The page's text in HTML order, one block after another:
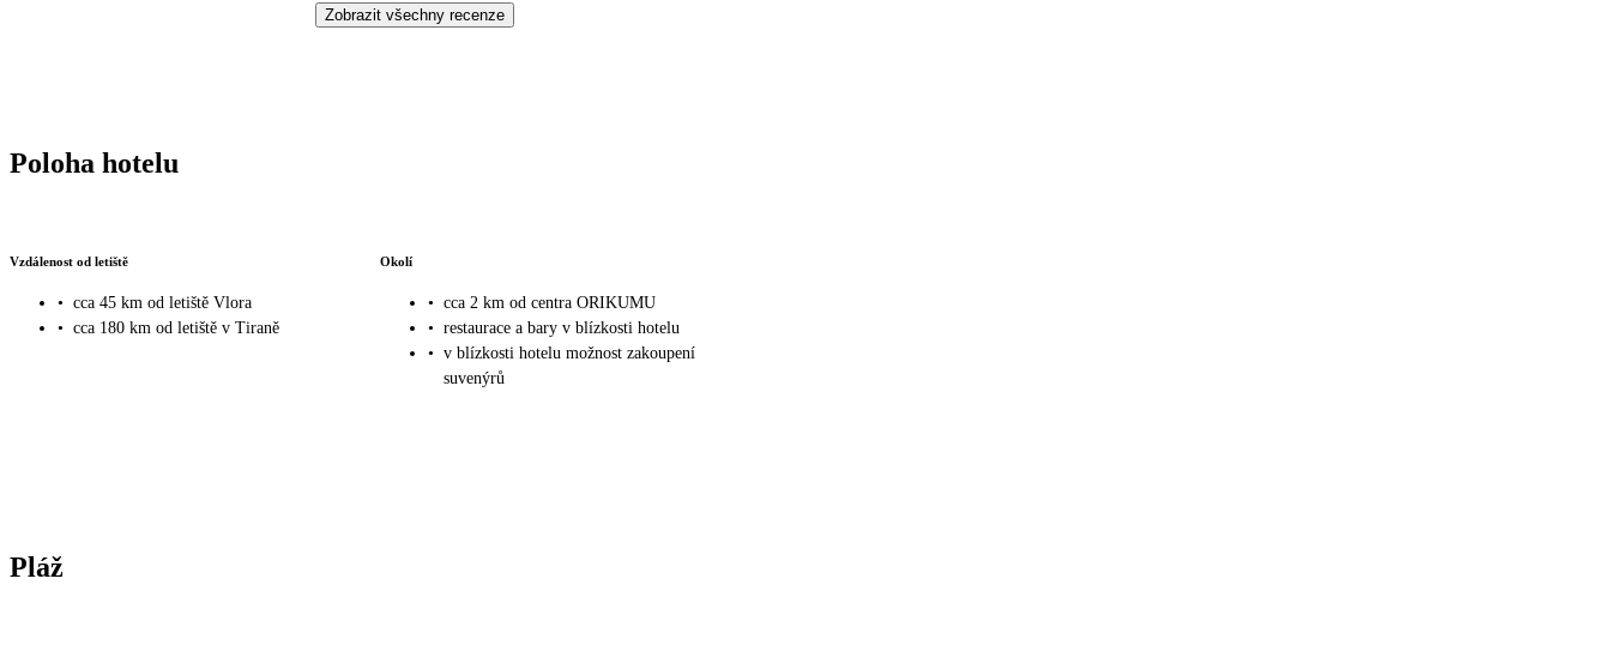
Zobrazit všechny recenze
Poloha hotelu
Vzdálenost od letiště
• cca 45 km od letiště Vlora
• cca 180 km od letiště v Tiraně
Okolí
• cca 2 km od centra ORIKUMU
• restaurace a bary v blízkosti hotelu
• v blízkosti hotelu možnost zakoupení
suvenýrů
Pláž